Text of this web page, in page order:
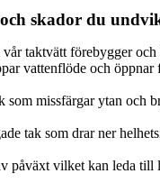
skador du
taktvätt förebygger och
vattenflöde och öppnar
som missfärgar ytan och
tak som drar ner
påväxt vilket kan leda till